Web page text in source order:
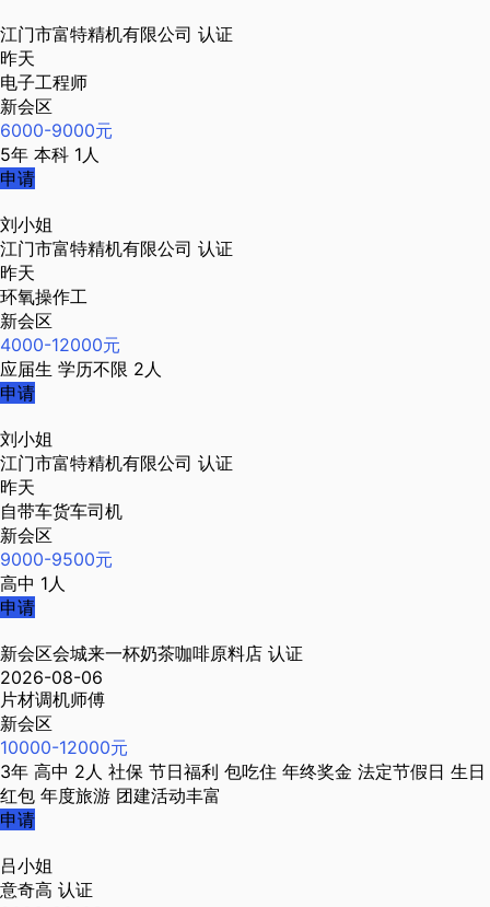
江门市富特精机有限公司 认证
昨天
电子工程师
新会区
6000-9000元
5年 本科 1人
申请
刘小姐
江门市富特精机有限公司 认证
昨天
环氧操作工
新会区
4000-12000元
应届生 学历不限 2人
申请
刘小姐
江门市富特精机有限公司 认证
昨天
自带车货车司机
新会区
9000-9500元
高中 1人
申请
新会区会城来一杯奶茶咖啡原料店 认证
2026-08-06
片材调机师傅
新会区
10000-12000元
3年 高中 2人 社保 节日福利 包吃住 年终奖金 法定节假日 生日
红包 年度旅游 团建活动丰富
申请
吕小姐
意奇高 认证